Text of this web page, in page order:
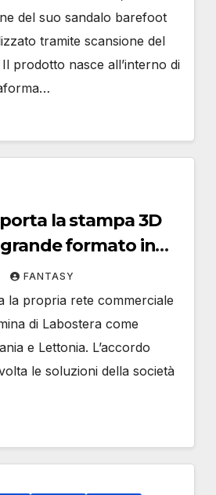
del suo sandalo barefoot
tramite scansione del
prodotto nasce all’interno di
la stampa 3D
formato in
con Labostera
FANTASY
la propria rete commerciale
di Labostera come
e Lettonia. L’accordo
le soluzioni della società